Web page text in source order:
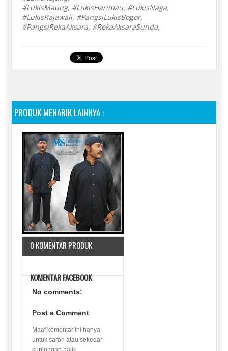
#LukisMaung, #LukisHarimau, #LukisNaga,
#LukisRajawali, #PangsiLukisBogor,
#PangsiRekaAksara, #RekaAksaraSunda,
PRODUK MENARIK LAINNYA :
0 KOMENTAR PRODUK
KOMENTAR FACEBOOK
No comments:
Post a Comment
Maaf komentar ini hanya
untuk saran atau sekedar